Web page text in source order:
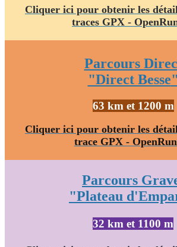
Cliquer ici pour obtenir les
traces GPX -
Parcours
"Direct Besse"
63 km et 1200 m
Cliquer ici pour obtenir les
trace GPX -
Parcours
"Plateau
32 km et 1100 m